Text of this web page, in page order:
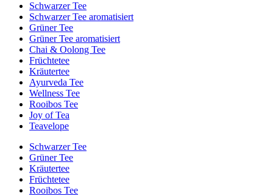
Schwarzer Tee
Schwarzer Tee aromatisiert
Grüner Tee
Grüner Tee aromatisiert
Chai & Oolong Tee
Früchtetee
Kräutertee
Ayurveda Tee
Wellness Tee
Rooibos Tee
Joy of Tea
Teavelope
Schwarzer Tee
Grüner Tee
Kräutertee
Früchtetee
Rooibos Tee